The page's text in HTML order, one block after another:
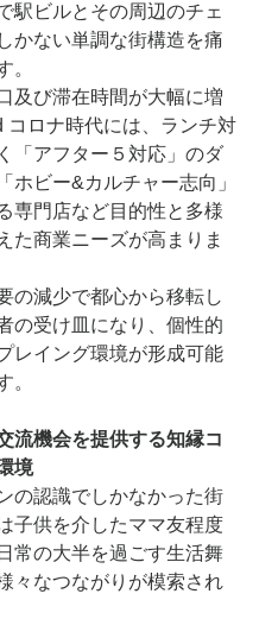
駅ビルとその周辺のチェ
かない単調な街構造を痛
。
及び滞在時間が⼤幅に増
コロナ時代には、ランチ対
「アフター５対応」のダ
ホビー&カルチャー志向」
専⾨店など⽬的性と多様
た商業ニーズが⾼まりま
の減少で都⼼から移転し
の受け⽫になり、個性的
レイング環境が形成可能
。
流機会を提供する知縁コ
境
の認識でしかなかった街
⼦供を介したママ友程度
常の⼤半を過ごす⽣活舞
々なつながりが模索され